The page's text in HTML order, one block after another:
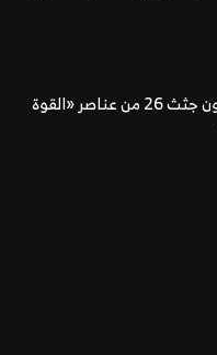
بعد يومين من الانفجار.. الحوثيون ينتشلون جثث 26 من عناصر «القوة